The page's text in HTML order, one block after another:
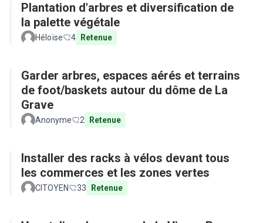
Plantation d'arbres et diversification de
la palette végétale
Héloïse 4 Retenue
Garder arbres, espaces aérés et terrains
de foot/baskets autour du dôme de La
Grave
Anonyme 2 Retenue
Installer des racks à vélos devant tous
les commerces et les zones vertes
CITOYEN 33 Retenue